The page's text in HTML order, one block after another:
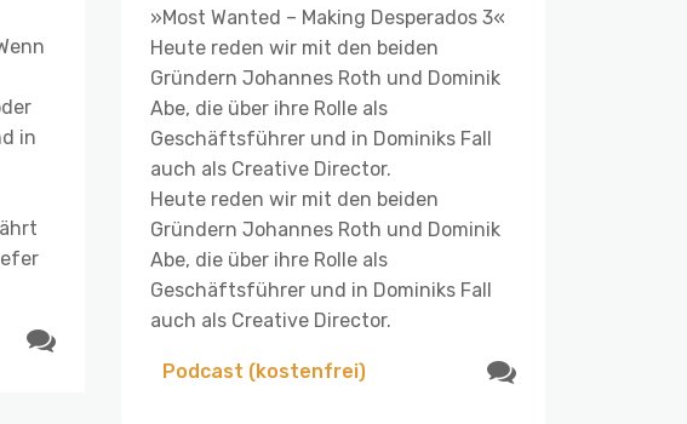
in
»Most Wanted – Making Desperados 3«
Heute reden wir mit den beiden
Gründern Johannes Roth und Dominik
Abe, die über ihre Rolle als
Geschäftsführer und in Dominiks Fall
auch als Creative Director.
Heute reden wir mit den beiden
Gründern Johannes Roth und Dominik
Abe, die über ihre Rolle als
Geschäftsführer und in Dominiks Fall
auch als Creative Director.
Podcast (kostenfrei)